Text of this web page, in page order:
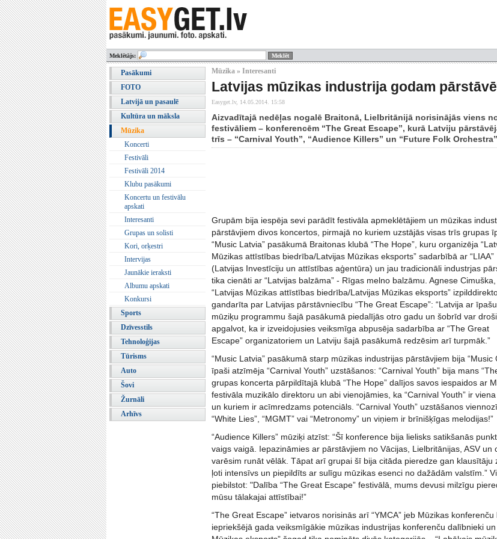
Meklētājs:
Pasākumi
FOTO
Latvijā un pasaulē
Kultūra un māksla
Mūzika
Koncerti
Festivāli
Festivāli 2014
Klubu pasākumi
Koncertu un festivālu
apskati
Interesanti
Grupas un solisti
Kori, orķestri
Intervijas
Jaunākie ieraksti
Albumu apskati
Konkursi
Sports
Dzīvesstils
Tehnoloģijas
Tūrisms
Auto
Šovi
Žurnāli
Arhīvs
Mūzika » Interesanti
Latvijas mūzikas industrija godam
Easyget.lv, 14.05.2014. 15:58
Aizvadītajā nedēļas nogalē Braitonā, Lielbritānijā norisinājās viens
festivāliem – konferencēm “The Great Escape”, kurā Latviju
trīs – “Carnival Youth”, “Audience Killers” un “Future Folk
Grupām bija iespēja sevi parādīt festivāla apmeklētājiem un mūzikas
pārstāvjiem divos koncertos, pirmajā no kuriem uzstājās visas trīs grupas
“Music Latvia” pasākumā Braitonas klubā “The Hope”, kuru organizēja
Mūzikas attīstības biedrība/Latvijas Mūzikas eksports” sadarbībā ar “LIAA”
(Latvijas Investīciju un attīstības aģentūra) un jau tradicionāli industrjas
tika cienāti ar “Latvijas balzāma” - Rīgas melno balzāmu. Agnese Cimuška,
“Latvijas Mūzikas attīstības biedrība/Latvijas Mūzikas eksports”
gandarīta par Latvijas pārstāvniecību “The Great Escape”: “Latvija ar īpašu
mūziķu programmu šajā pasākumā piedalījās otro gadu un šobrīd var droši
apgalvot, ka ir izveidojusies veiksmīga abpusēja sadarbība ar “The Great
Escape” organizatoriem un Latviju šajā pasākumā redzēsim arī turpmāk.”
“Music Latvia” pasākumā starp mūzikas industrijas pārstāvjiem bija
īpaši atzīmēja “Carnival Youth” uzstāšanos: “Carnival Youth” bija mans
grupas koncerta pārpildītajā klubā “The Hope” dalījos savos iespaidos ar
festivāla muzikālo direktoru un abi vienojāmies, ka “Carnival Youth” ir
un kuriem ir acīmredzams potenciāls. “Carnival Youth” uzstāšanos
“White Lies”, “MGMT” vai “Metronomy” un viņiem ir brīnišķīgas melodijas!”
“Audience Killers” mūziķi atzīst: “Šī konference bija lielisks satikšanās
vaigs vaigā. Iepazināmies ar pārstāvjiem no Vācijas, Lielbritānijas, ASV
varēsim runāt vēlāk. Tāpat arī grupai šī bija citāda pieredze gan
ļoti intensīvs un piepildīts ar sulīgu mūzikas esenci no dažādām valstīm.”
piebilstot: "Dalība “The Great Escape” festivālā, mums devusi milzīgu
mūsu tālakajai attīstībai!”
“The Great Escape” ietvaros norisinās arī “YMCA” jeb Mūzikas
iepriekšējā gada veiksmīgākie mūzikas industrijas konferenču dalībnieki